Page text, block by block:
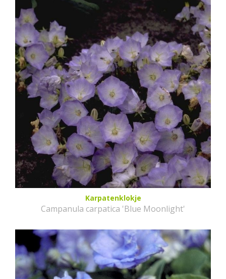
Karpatenklokje
Campanula carpatica 'Blue Moonlight'